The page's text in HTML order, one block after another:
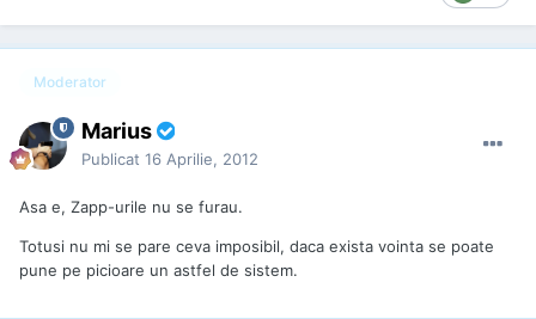
Moderator
Marius
Publicat 16 Aprilie, 2012
Asa e, Zapp-urile nu se furau.
Totusi nu mi se pare ceva imposibil, daca exista vointa se poate
pune pe picioare un astfel de sistem.